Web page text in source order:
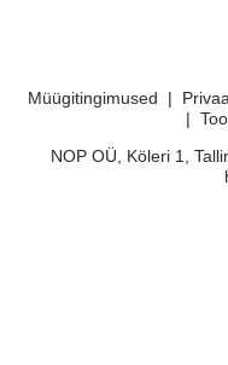
Müügitingimused |
|
NOP OÜ, Köleri 1,